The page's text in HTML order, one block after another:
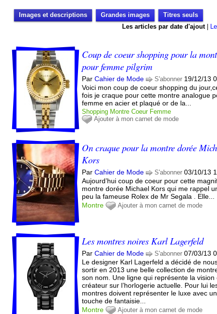
Images et descriptions Grandes images
Titres seuls
Les articles par date d'ajout|
Coup de coeur shopping pour la
pour femme pilgrim
ParCahier de Mode S'abonner 19/12/13
Voici mon coup de coeur shopping du
fois je craque pour cette montre analogue
femme en acier et plaqué or de la...
Shopping Montre Coeur Femme
Ajouter à mon carnet de mode
On craque pour la montre dorée
Kors
ParCahier de Mode S'abonner 03/10/13
Aujourd’hui coup de coeur pour cette
montre dorée Michael Kors qui me rappel
peu la fameuse Rolex de Mr Segala . Elle...
Montre
Ajouter à mon carnet de mode
Les montres noires Karl Lagerfeld
ParCahier de Mode S'abonner 07/03/13
Le designer Karl Lagerfeld a décidé de
sortir en 2013 une belle collection de
son nom. Une ligne qui représente la vision
créateur sur l’horlogerie actuelle. Pour lui
montres doivent représenter le luxe avec
touche de fantaisie...
Montre
Ajouter à mon carnet de mode